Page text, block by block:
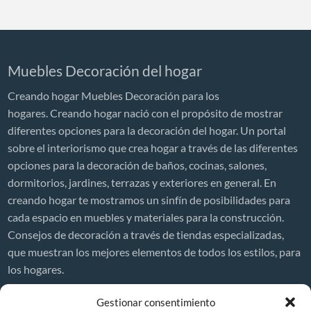
Gestionar consentimiento
Muebles Decoración del hogar
Creando hogar Muebles Decoración para los
hogares. Creando hogar nació con el propósito de mostrar
diferentes opciones para la decoración del hogar. Un portal
sobre el interiorismo que crea hogar a través de las diferentes
opciones para la decoración de baños, cocinas, salones,
dormitorios, jardines, terrazas y exteriores en general. En
creando hogar te mostramos un sinfín de posibilidades para
cada espacio en muebles y materiales para la construcción.
Consejos de decoración a través de tiendas especializadas,
que muestran los mejores elementos de todos los estilos, para
los hogares.